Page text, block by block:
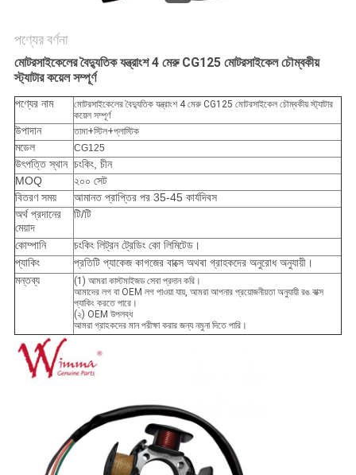
পণ্যের বর্ণনা
মোটরসাইকেলের বৈদ্যুতিক যন্ত্রাংশ 4 মেরু CG125 মোটরসাইকেল চৌম্বকীয়
স্ট্যাটার কয়েল সম্পূর্ণ
পণ্যের নাম
মোটরসাইকেলের বৈদ্যুতিক যন্ত্রাংশ 4 মেরু CG125 মোটরসাইকেল চৌম্বকীয় স্ট্যাটার
কয়েল সম্পূর্ণ
উপাদান তামা+স্টিল+প্লাস্টিক
মডেল CG125
উৎপত্তি স্থান চংকিং, চীন
MOQ
২০০ সেট
বিতরণ সময়
আমানত প্রাপ্তির পর 35-45 কার্যদিবস
অর্থ প্রদানের
মেয়াদ
টি/টি
কোম্পানি
চংকিং লিট্রন ট্রেডিং কো লিমিটেড।
প্যাকিং
প্রতিটি প্যাকেজ কাগজের বাক্সে অথবা গ্রাহকদের অনুরোধ অনুযায়ী।
মন্তব্য
(1) আমরা কাস্টমাইজড সেবা প্রদান করি।
আমাদের লগ বা OEM লগ পাওয়া যায়, আমরা আপনার প্রয়োজনীয়তা অনুযায়ী রঙ বাক্স
প্যাকিং করতে পারে।
(২) OEM উপলব্ধ
আমরা গ্রাহকদের মান পরীক্ষা করার জন্য নমুনা দিতে পারি।